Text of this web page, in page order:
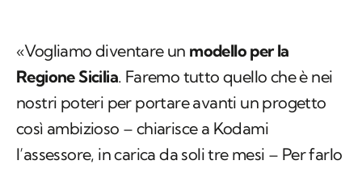
«Vogliamo diventare un modello per la
Regione Sicilia. Faremo tutto quello che è nei
nostri poteri per portare avanti un progetto
così ambizioso – chiarisce a Kodami
l’assessore, in carica da soli tre mesi – Per farlo